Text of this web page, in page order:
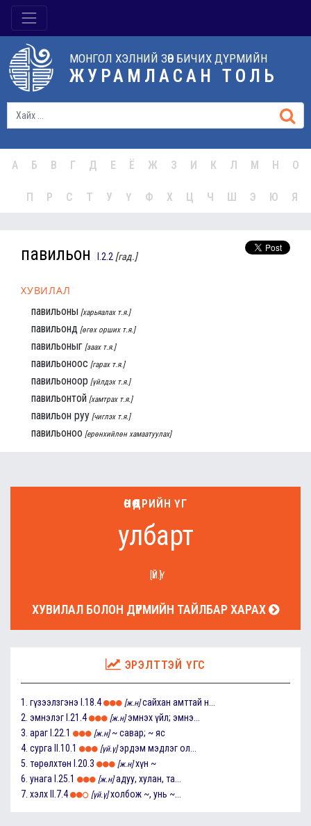
МОНГОЛ ХЭЛНИЙ ЗӨВ БИЧИХ ДҮРМИЙН
ЖУРАМЛАСАН ТОЛЬ
А Б В Г Д Е Ё Ж З И К Л М Н О
П Р С Т У Ү Ф Х Ц Ч Ш Э Ю Я
павильон I.2.2 [гад.]
ХУВИЛАЛ
павильоны [харьяалах т.я.]
павильонд [өгөх орших т.я.]
павильоныг [заах т.я.]
павильоноос [гарах т.я.]
павильоноор [үйлдэх т.я.]
павильонтой [хамтрах т.я.]
павильон руу [чиглэх т.я.]
павильоноо [ерөнхийлөн хамаатуулах]
ӨНӨӨДРИЙН ҮГ
улбарт
[ҮЙ.Ү]
ХУВИЛАЛ БОЛОН ДҮРМИЙН ТАЙЛБАР ХАРАХ
ЭРЭЛТТЭЙ ҮГС
1. гүзээлзгэнэ I.18.4 [ж.н] сайхан амттай н...
2. эмнэлэг I.21.4 [ж.н] эмнэх үйл; эмнэ...
3. араг I.22.1 [ж.н] ~ савар; ~ яс
4. сурга II.10.1 [үй.ү] эрдэм мэдлэг ол...
5. төрөлхтөн I.20.3 [ж.н] хүн ~
6. унага I.25.1 [ж.н] адуу, хулан, та...
7. хэлх II.7.4 [үй.ү] холбож ~, унь ~...